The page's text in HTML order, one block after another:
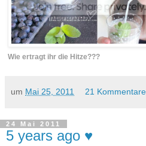
Wie ertragt ihr die Hitze???
um Mai 25, 2011 21
24 Mai 2011
5 years ago ♥